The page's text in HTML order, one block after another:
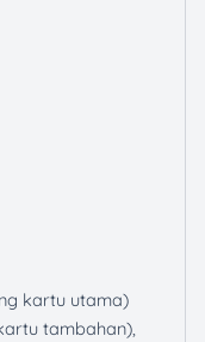
kartu utama)
tambahan),